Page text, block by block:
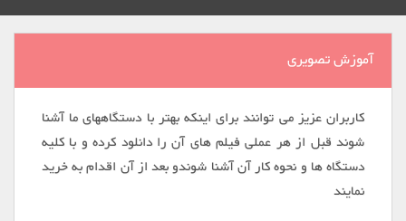
آموزش تصویری
کاربران عزیز می توانند برای اینکه بهتر با دستگاههای ما آشنا
شوند قبل از هر عملی فیلم های آن را دانلود کرده و با کلیه
دستگاه ها و نحوه کار آن آشنا شوندو بعد از آن اقدام به خرید
نمایند